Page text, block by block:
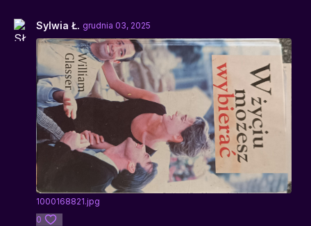
Sylwia Ł. grudnia 03, 2025
1000168821.jpg
0